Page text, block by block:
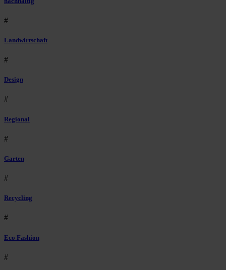
#
Landwirtschaft
#
Design
#
Regional
#
Garten
#
Recycling
#
Eco Fashion
#